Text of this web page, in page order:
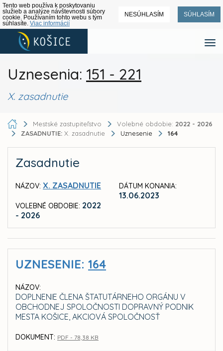
Tento web používa k poskytovaniu
služieb a analýze návštevnosti súbory
cookie. Používaním tohto webu s tým
súhlasíte. Viac informácií
NESÚHLASÍM SÚHLASÍM
Uznesenia: 151 - 221
X. zasadnutie
Mestské zastupiteľstvo Volebné obdobie: 2022 - 2026
ZASADNUTIE: X. zasadnutie Uznesenie 164
Zasadnutie
NÁZOV: X. ZASADNUTIE
VOLEBNÉ OBDOBIE: 2022
- 2026
DÁTUM KONANIA:
13.06.2023
UZNESENIE: 164
NÁZOV:
DOPLNENIE ČLENA ŠTATUTÁRNEHO ORGÁNU V
OBCHODNEJ SPOLOČNOSTI DOPRAVNÝ PODNIK
MESTA KOŠICE, AKCIOVÁ SPOLOČNOSŤ
DOKUMENT: PDF - 78,38 KB